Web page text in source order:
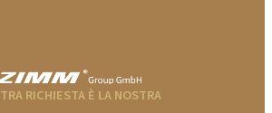
RICHIESTA È LA NOSTRA